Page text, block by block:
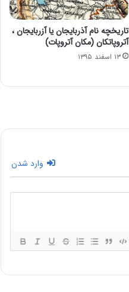
تاریخچه نام آذربایجان یا آزربایجان ،
آتروپاتکان (مکان آتروپات)
۱۳ اسفند ۱۳۹۵
وارد شدن